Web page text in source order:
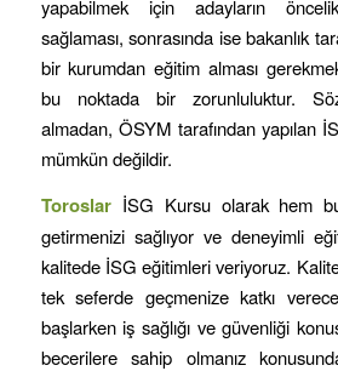
yapabilmek için adayların
sağlaması, sonrasında ise bakanlık
bir kurumdan eğitim alması
bu noktada bir zorunluluktur.
almadan, ÖSYM tarafından yapılan
mümkün değildir.
Toroslar İSG Kursu olarak hem
getirmenizi sağlıyor ve deneyimli
kalitede İSG eğitimleri veriyoruz.
tek seferde geçmenize katkı
başlarken iş sağlığı ve güvenliği
becerilere sahip olmanız